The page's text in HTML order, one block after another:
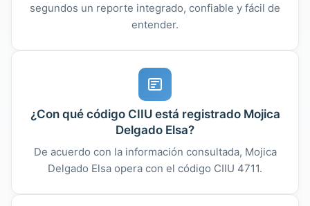
segundos un reporte integrado, confiable y fácil de
entender.
¿Con qué código CIIU está registrado Mojica
Delgado Elsa?
De acuerdo con la información consultada, Mojica
Delgado Elsa opera con el código CIIU 4711.